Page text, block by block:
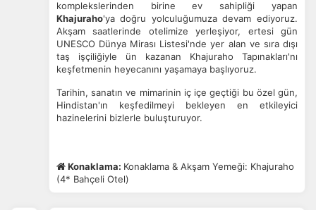
Ziyaretçilerin siteyi nasıl kullandığını anonim olarak
ölçeriz. Hangi sayfaların popüler olduğunu ve
kullanıcıların nerede zorluk yaşadığını anlamamıza
yardımcı olur.
kullanılır. Kapatırsanız reklamları görmeye devam
edersiniz, ancak daha az alakalı olabilirler.
komplekslerinden birine ev sahipliği yapan
Khajuraho'ya doğru yolculuğumuza devam ediyoruz.
Akşam saatlerinde otelimize yerleşiyor, ertesi gün
UNESCO Dünya Mirası Listesi'nde yer alan ve sıra dışı
taş işçiliğiyle ün kazanan Khajuraho Tapınakları'nı
keşfetmenin heyecanını yaşamaya başlıyoruz.
Tarihin, sanatın ve mimarinin iç içe geçtiği bu özel gün,
Hindistan'ın keşfedilmeyi bekleyen en etkileyici
hazinelerini bizlerle buluşturuyor.
Konaklama: Konaklama & Akşam Yemeği: Khajuraho
(4* Bahçeli Otel)